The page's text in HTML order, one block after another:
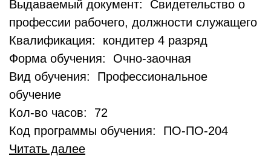
Выдаваемый документ: Свидетельство о
профессии рабочего, должности служащего
Квалификация: кондитер 4 разряд
Форма обучения: Очно-заочная
Вид обучения: Профессиональное
обучение
Кол-во часов: 72
Код программы обучения: ПО-ПО-204
Читать далее